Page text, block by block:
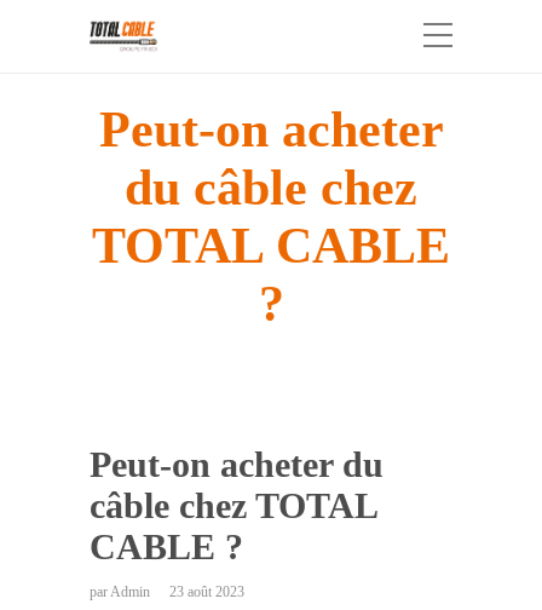
Peut-on acheter
du câble chez
TOTAL CABLE
?
Peut-on acheter du
câble chez TOTAL
CABLE ?
parAdmin
23 août 2023